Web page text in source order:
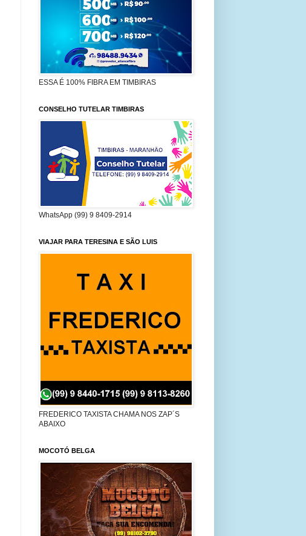
ESSA É 100% FIBRA EM TIMBIRAS
CONSELHO TUTELAR TIMBIRAS
WhatsApp (99) 9 8409-2914
VIAJAR PARA TERESINA E SÃO LUIS
FREDERICO TAXISTA CHAMA NOS ZAP´S
ABAIXO
MOCOTÓ BELGA